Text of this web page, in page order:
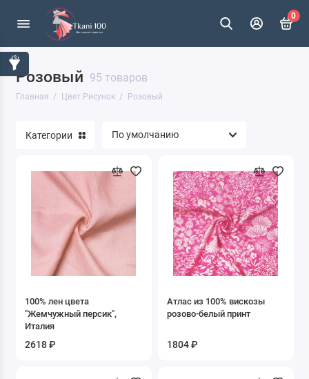
0
Розовый 95 товаров
Главная Цвет Рисунок Розовый
Без принта
Анималистические
Геометрия
Гусиная лапка
Детские
Ёлочка
Категории
100% лен цвета
"Жемчужный персик",
Италия
2618 ₽
Атлас из 100% вискозы
розово-белый принт
1804 ₽